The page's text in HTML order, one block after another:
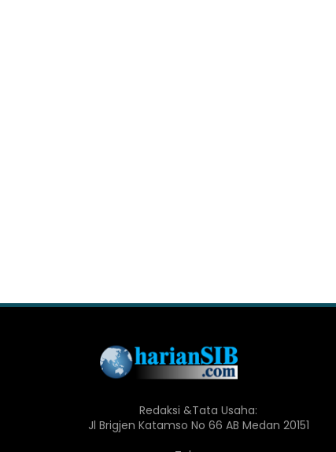
Redaksi &Tata Usaha:
Jl Brigjen Katamso No 66 AB Medan 20151